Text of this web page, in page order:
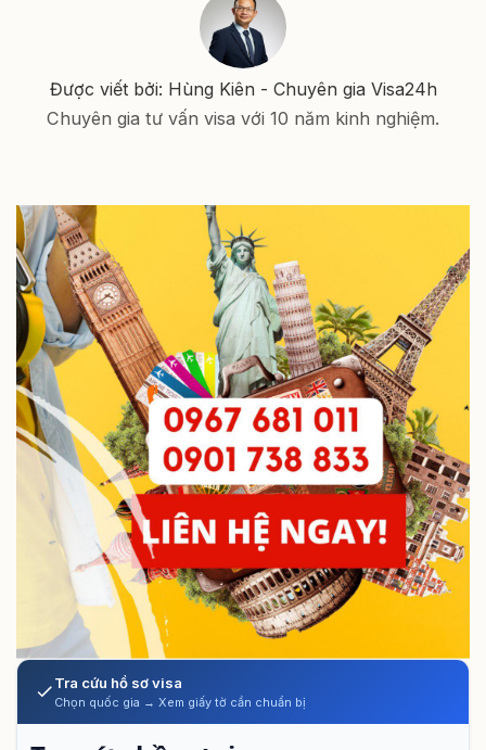
Được viết bởi: Hùng Kiên - Chuyên gia Visa24h
Chuyên gia tư vấn visa với 10 năm kinh nghiệm.
Tra cứu hồ sơ visa
Chọn quốc gia → Xem giấy tờ cần chuẩn bị